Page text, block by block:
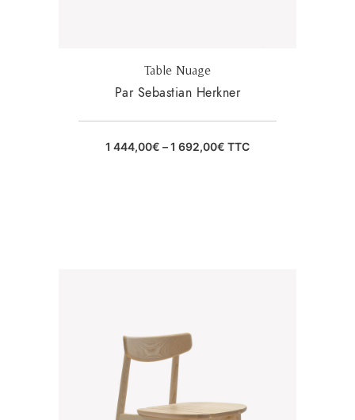
Table Nuage
Par Sebastian Herkner
1 444,00€ –1 692,00€ TTC